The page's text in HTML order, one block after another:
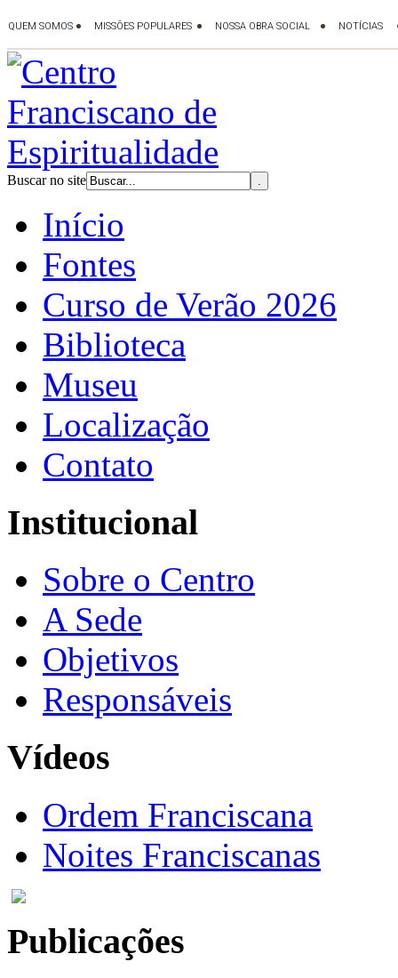
Buscar no site
Início
Fontes
Curso de Verão 2026
Biblioteca
Museu
Localização
Contato
Institucional
Sobre o Centro
A Sede
Objetivos
Responsáveis
Vídeos
Ordem Franciscana
Noites Franciscanas
Publicações